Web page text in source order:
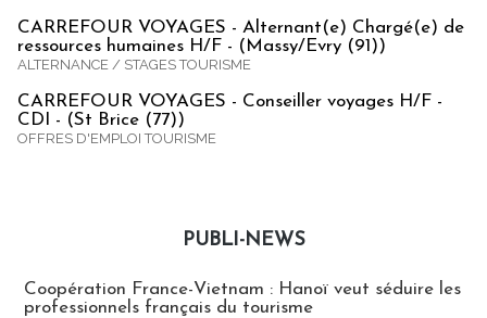
CARREFOUR VOYAGES - Alternant(e) Chargé(e) de
ressources humaines H/F - (Massy/Evry (91))
ALTERNANCE / STAGES TOURISME
CARREFOUR VOYAGES - Conseiller voyages H/F -
CDI - (St Brice (77))
OFFRES D'EMPLOI TOURISME
PUBLI-NEWS
Coopération France-Vietnam : Hanoï veut séduire les
professionnels français du tourisme